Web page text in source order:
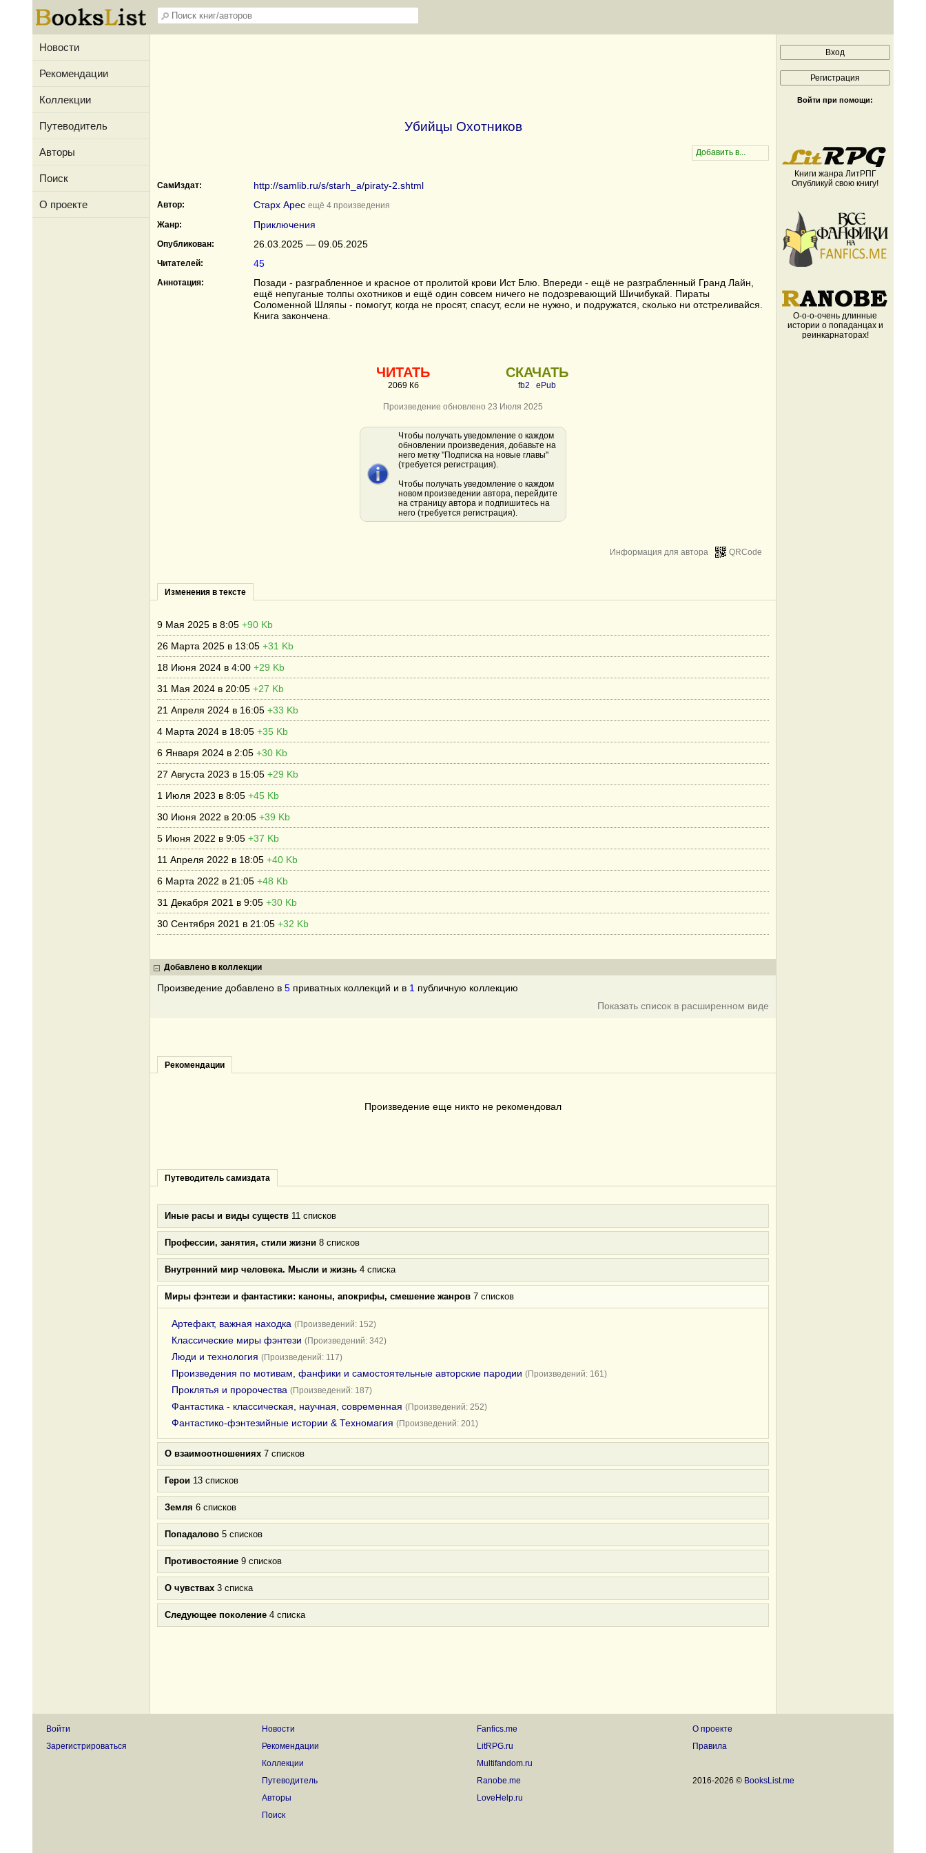
Новости
Рекомендации
Коллекции
Путеводитель
Авторы
Поиск
О проекте
Убийцы Охотников
СамИздат: http://samlib.ru/s/starh_a/piraty-2.shtml
Автор: Старх Арес ещё 4 произведения
Жанр:
Приключения
Опубликован: 26.03.2025 — 09.05.2025
Читателей: 45
Аннотация:
Позади - разграбленное и красное от пролитой крови Ист Блю. Впереди - ещё не разграбленный Гранд Лайн,
ещё непуганые толпы охотников и ещё один совсем ничего не подозревающий Шичибукай. Пираты
Соломенной Шляпы - помогут, когда не просят, спасут, если не нужно, и подружатся, сколько ни отстреливайся.
Книга закончена.
ЧИТАТЬ
2069 Кб
СКАЧАТЬ
fb2 ePub
Произведение обновлено 23 Июля 2025
Чтобы получать уведомление о каждом
обновлении произведения, добавьте на
него метку "Подписка на новые главы"
(требуется регистрация).
Чтобы получать уведомление о каждом
новом произведении автора, перейдите
на страницу автора и подпишитесь на
него (требуется регистрация).
QRCode
Информация для автора
Изменения в тексте
9 Мая 2025 в 8:05 +90 Kb
26 Марта 2025 в 13:05 +31 Kb
18 Июня 2024 в 4:00 +29 Kb
31 Мая 2024 в 20:05 +27 Kb
21 Апреля 2024 в 16:05 +33 Kb
4 Марта 2024 в 18:05 +35 Kb
6 Января 2024 в 2:05 +30 Kb
27 Августа 2023 в 15:05 +29 Kb
1 Июля 2023 в 8:05 +45 Kb
30 Июня 2022 в 20:05 +39 Kb
5 Июня 2022 в 9:05 +37 Kb
11 Апреля 2022 в 18:05 +40 Kb
6 Марта 2022 в 21:05 +48 Kb
31 Декабря 2021 в 9:05 +30 Kb
30 Сентября 2021 в 21:05 +32 Kb
Добавлено в коллекции
Произведение добавлено в 5 приватных коллекций и в 1 публичную коллекцию
Показать список в расширенном виде
Рекомендации
Произведение еще никто не рекомендовал
Путеводитель самиздата
Иные расы и виды существ 11 списков
Профессии, занятия, стили жизни 8 списков
Внутренний мир человека. Мысли и жизнь 4 списка
Миры фэнтези и фантастики: каноны, апокрифы, смешение жанров 7 списков
Артефакт, важная находка (Произведений: 152)
Классические миры фэнтези (Произведений: 342)
Люди и технология (Произведений: 117)
Произведения по мотивам, фанфики и самостоятельные авторские пародии (Произведений: 161)
Проклятья и пророчества (Произведений: 187)
Фантастика - классическая, научная, современная (Произведений: 252)
Фантастико-фэнтезийные истории & Техномагия (Произведений: 201)
О взаимоотношениях 7 списков
Герои 13 списков
Земля 6 списков
Попадалово 5 списков
Противостояние 9 списков
О чувствах 3 списка
Следующее поколение 4 списка
Войти при помощи:
Книги жанра ЛитРПГ
Опубликуй свою книгу!
О-о-о-очень длинные
истории о попаданцах и
реинкарнаторах!
Войти
Зарегистрироваться
Новости
Рекомендации
Коллекции
Путеводитель
Авторы
Поиск
Fanfics.me
LitRPG.ru
Multifandom.ru
Ranobe.me
LoveHelp.ru
О проекте
Правила
2016-2026 © BooksList.me